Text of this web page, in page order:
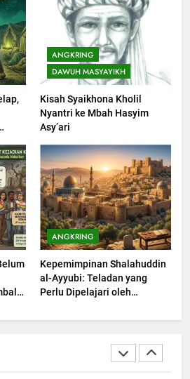
ANGKRING
DAWUH MASYAYIKH
Kisah Syaikhona Kholil
Nyantri ke Mbah Hasyim
Asy’ari
ANGKRING
Kepemimpinan Shalahuddin
al-Ayyubi: Teladan yang
Perlu Dipelajari oleh
(2)
jumat: Sejarah
Pembangkit Jiwa
Diterima
Jumat: Bulan
Bulan Bersejarah
Jumat: Mengapa Orang
Dengki Tak Akan Pernah